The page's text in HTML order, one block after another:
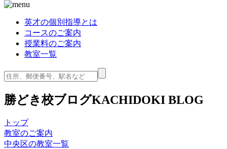
英才の個別指導とは
コースのご案内
授業料のご案内
教室一覧
勝どき校ブログKACHIDOKI BLOG
トップ
教室のご案内
中央区の教室一覧